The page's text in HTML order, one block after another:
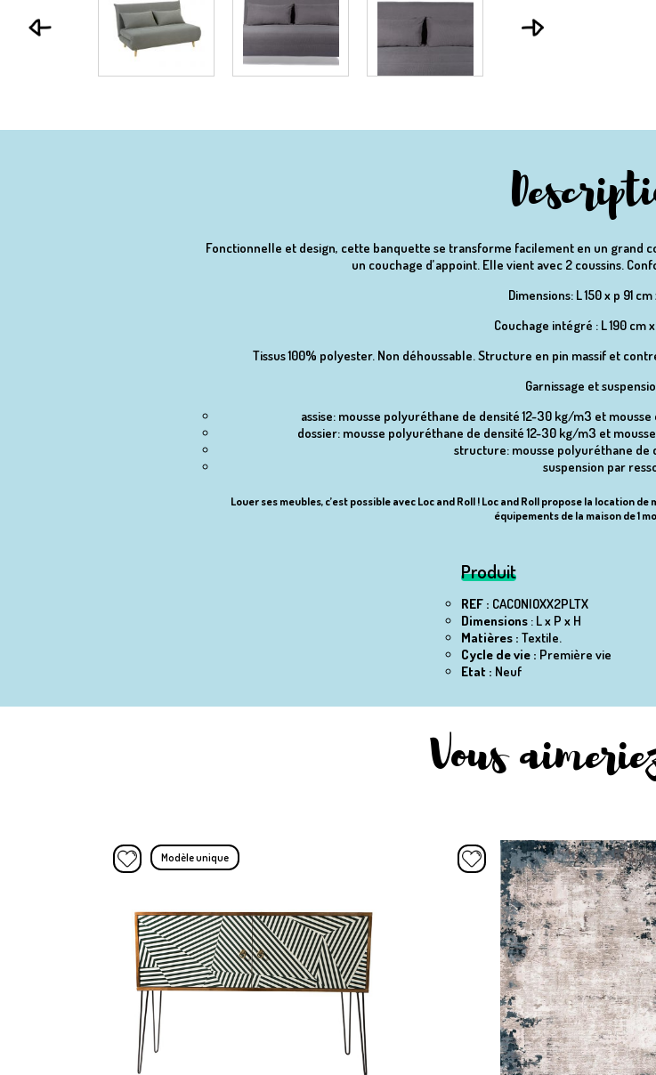
Fonctionnelle et design, cette banquette se transforme facilement en un grand
un couchage d’appoint. Elle vient avec 2 coussins.
Dimensions: L 150 x p 91
Couchage intégré : L 190 cm x
Tissus 100% polyester. Non déhoussable. Structure en pin massif et
Garnissage et
assise: mousse polyuréthane de densité 12-30 kg/m3 et
dossier: mousse polyuréthane de densité 12-30 kg/m3 et
structure: mousse polyuréthane de
suspension par
Louer ses meubles, c’est possible avec Loc and Roll ! Loc and Roll propose la location
équipements de la maison de 1
Produit
REF : CACONIOXX2PLTX
Dimensions: L x P x H
Matières : Textile.
Cycle de vie : Première vie
Etat : Neuf
Vous
Modèle unique